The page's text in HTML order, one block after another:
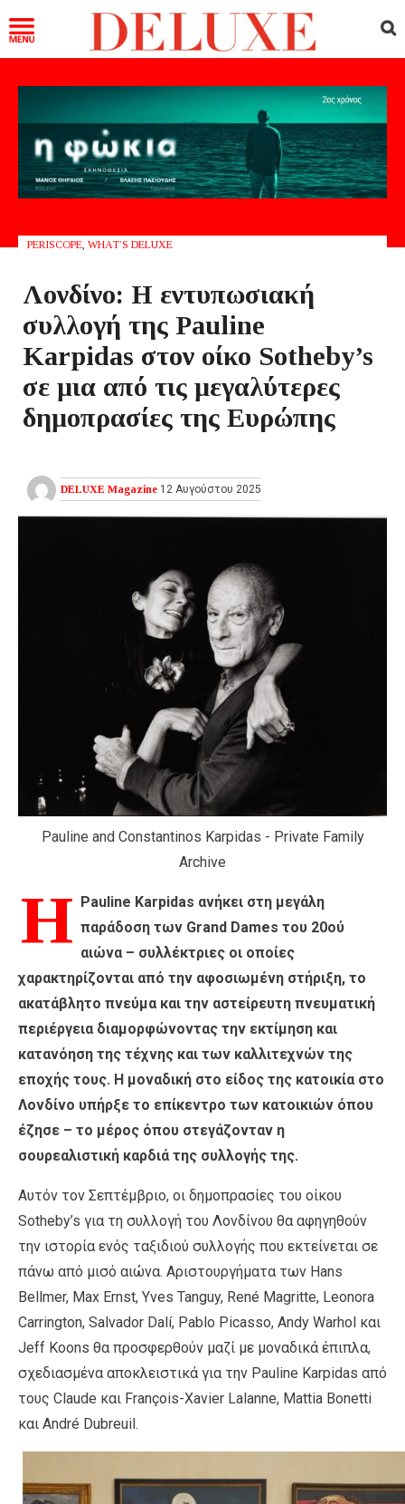
PERISCOPE WHAT’S DELUXE
Λονδίνο: Η εντυπωσιακή
συλλογή της Pauline
Karpidas στον οίκο Sotheby’s
σε μια από τις μεγαλύτερες
δημοπρασίες της Ευρώπης
DELUXE Magazine 12 Αυγούστου 2025
Pauline and Constantinos Karpidas - Private Family
Archive
Η
Pauline Karpidas ανήκει στη μεγάλη
παράδοση των Grand Dames του 20ού
αιώνα – συλλέκτριες οι οποίες
χαρακτηρίζονται από την αφοσιωμένη στήριξη, το
ακατάβλητο πνεύμα και την αστείρευτη πνευματική
περιέργεια διαμορφώνοντας την εκτίμηση και
κατανόηση της τέχνης και των καλλιτεχνών της
εποχής τους. Η μοναδική στο είδος της κατοικία στο
Λονδίνο υπήρξε το επίκεντρο των κατοικιών όπου
έζησε – το μέρος όπου στεγάζονταν η
σουρεαλιστική καρδιά της συλλογής της.
Αυτόν τον Σεπτέμβριο, οι δημοπρασίες του οίκου
Sotheby’s για τη συλλογή του Λονδίνου θα αφηγηθούν
την ιστορία ενός ταξιδιού συλλογής που εκτείνεται σε
πάνω από μισό αιώνα. Αριστουργήματα των Hans
Bellmer, Max Ernst, Yves Tanguy, René Magritte, Leonora
Carrington, Salvador Dalí, Pablo Picasso, Andy Warhol και
Jeff Koons θα προσφερθούν μαζί με μοναδικά έπιπλα,
σχεδιασμένα αποκλειστικά για την Pauline Karpidas από
τους Claude και François-Xavier Lalanne, Mattia Bonetti
και André Dubreuil.